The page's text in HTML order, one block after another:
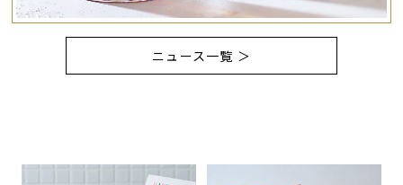
ニュース一覧 ＞